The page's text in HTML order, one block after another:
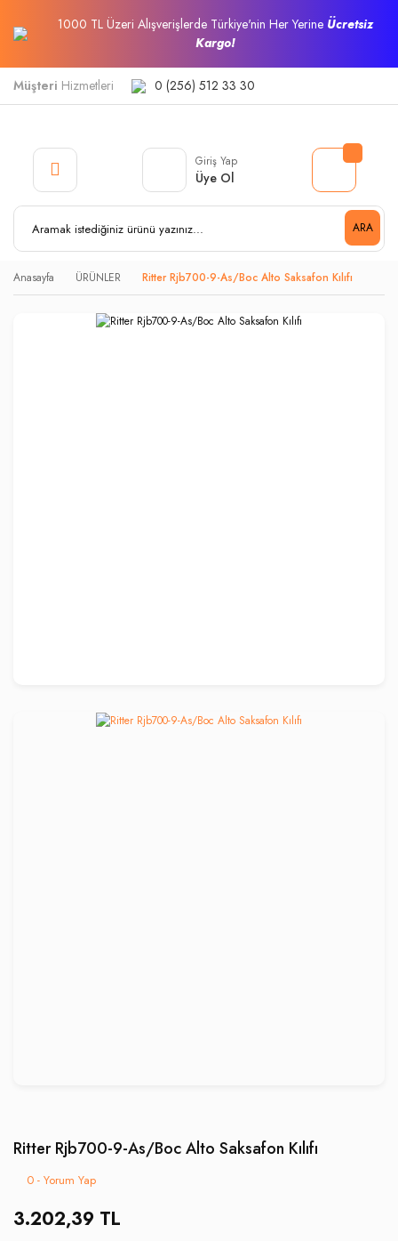
1000 TL Üzeri Alışverişlerde Türkiye'nin Her Yerine Ücretsiz
Kargo!
Müşteri Hizmetleri 0 (256) 512 33 30
ARA
Giriş Yap
Üye Ol
Anasayfa ÜRÜNLER Ritter Rjb700-9-As/Boc Alto Saksafon Kılıfı
Ritter Rjb700-9-As/Boc Alto Saksafon Kılıfı
0 - Yorum Yap
3.202,39 TL